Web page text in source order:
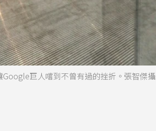
巨人嚐到不曾有過的挫折。張智傑攝